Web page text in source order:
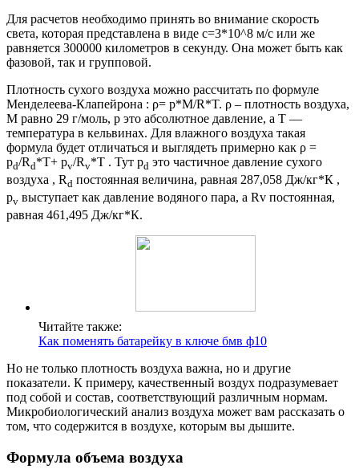
Для расчетов необходимо принять во внимание скорость
света, которая представлена в виде c=3*10^8 м/с или же
равняется 300000 километров в секунду. Она может быть как
фазовой, так и групповой.
Плотность сухого воздуха можно рассчитать по формуле
Менделеева-Клапейрона : ρ= p*M/R*T. ρ – плотность воздуха,
M равно 29 г/моль, р это абсолютное давление, а Т —
температура в кельвинах. Для влажного воздуха такая
формула будет отличаться и выглядеть примерно как ρ =
pd/Rd*T+ pv/Rv*T . Тут pd это частичное давление сухого
воздуха , Rd постоянная величина, равная 287,058 Дж/кг*К ,
pv выступает как давление водяного пара, а Rv постоянная,
равная 461,495 Дж/кг*К.
Читайте также:
Как поменять батарейку в ключе бмв ф10
Но не только плотность воздуха важна, но и другие
показатели. К примеру, качественный воздух подразумевает
под собой и состав, соответствующий различным нормам.
Микробиологический анализ воздуха может вам рассказать о
том, что содержится в воздухе, которым вы дышите.
Формула объема воздуха